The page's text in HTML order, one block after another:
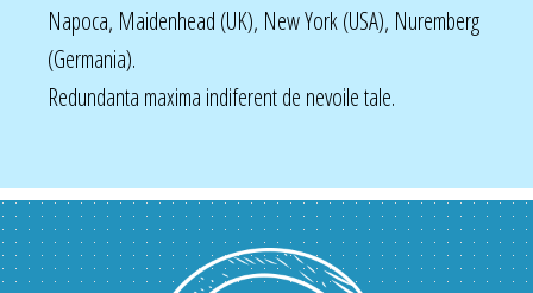
Napoca, Maidenhead (UK), New York (USA), Nuremberg
(Germania).
Redundanta maxima indiferent de nevoile tale.